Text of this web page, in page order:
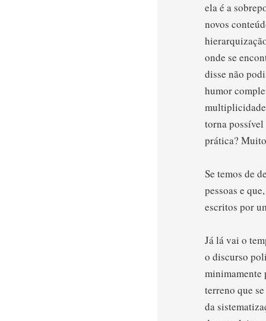
ela é a
novos
onde se
disse não
humor
multiplicidade
torna possível
prática?
Se temos de
pessoas e
escritos por
Já lá vai o
o discurso
minimamente
terreno que
da